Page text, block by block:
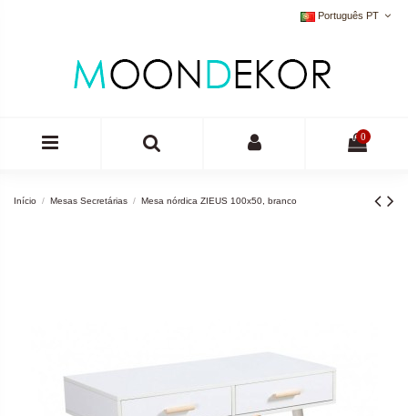
Português PT
0
Início Mesas Secretárias Mesa nórdica ZIEUS 100x50, branco